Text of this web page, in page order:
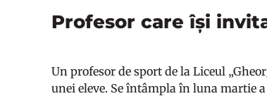
Profesor care își
Un profesor de sport de la Liceul
unei eleve. Se întâmpla în luna martie